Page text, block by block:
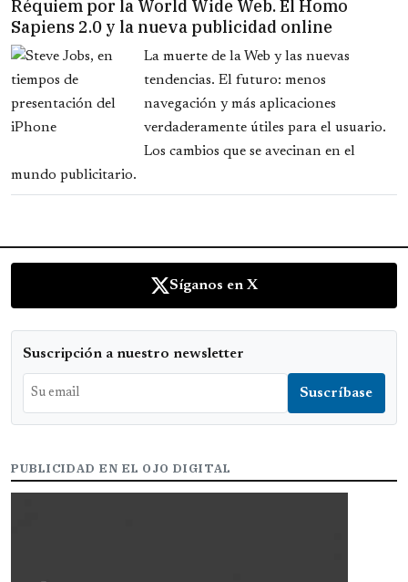
Réquiem por la World Wide Web. El Homo
Sapiens 2.0 y la nueva publicidad online
La muerte de la Web y las nuevas
tendencias. El futuro: menos
navegación y más aplicaciones
verdaderamente útiles para el usuario.
Los cambios que se avecinan en el
mundo publicitario.
Síganos en X
Suscripción a nuestro newsletter
PUBLICIDAD EN EL OJO DIGITAL